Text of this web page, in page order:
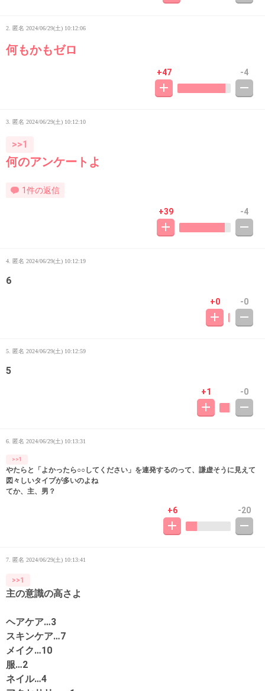
2. 匿名 2024/06/29(土) 10:12:06
何もかもゼロ
+47 -4
3. 匿名 2024/06/29(土) 10:12:10
>>1
何のアンケートよ
1件の返信
+39 -4
4. 匿名 2024/06/29(土) 10:12:19
6
+0 -0
5. 匿名 2024/06/29(土) 10:12:59
5
+1 -0
6. 匿名 2024/06/29(土) 10:13:31
>>1
やたらと「よかったら○○してください」を連発するのって、謙虚そうに見えて
図々しいタイプが多いのよね
てか、主、男？
+6 -20
7. 匿名 2024/06/29(土) 10:13:41
>>1
主の意識の高さよ
ヘアケア…3
スキンケア…7
メイク…10
服…2
ネイル…4